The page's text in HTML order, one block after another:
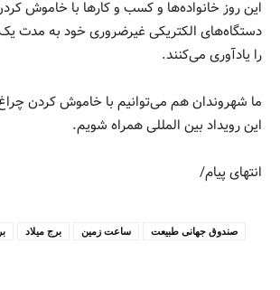
این روز خانواده‌ها و کسب و کارها با خاموش
دستگاه‌های الکتریکی غیرضروری خود به مدت
را یادآوری می‌کنند.
ما شهروندان هم می‌توانیم با خاموش کردن
این رویداد بین المللی همراه شویم.
انتهای پیام/
برج ميلاد ساعت زمین
صندوق جهانی طبیعت